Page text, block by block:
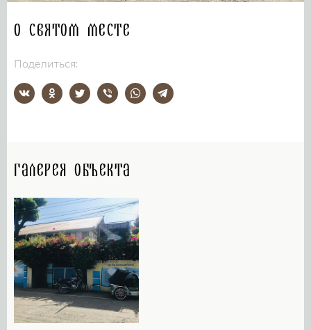
О святом месте
Поделиться:
Галерея объекта